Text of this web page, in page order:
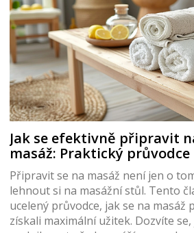
Jak se efektivně připravit
masáž: Praktický průvodce
Připravit se na masáž není jen o
lehnout si na masážní stůl. Tento
ucelený průvodce, jak se na masáž
získali maximální užitek. Dozvíte